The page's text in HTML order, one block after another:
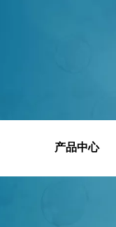
产品中心